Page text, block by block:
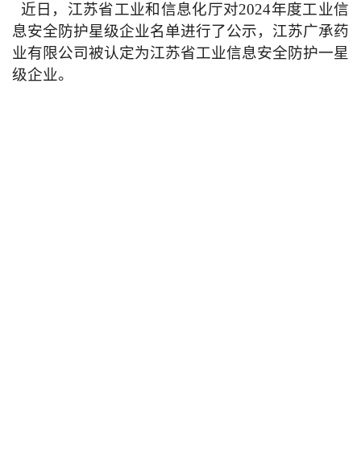
近日， 江苏省工业和信息化厅对2024年度工业信
息安全防护星级企业名单进行了公示， 江苏广承药
业有限公司被认定为江苏省工业信息安全防护一星
级企业。